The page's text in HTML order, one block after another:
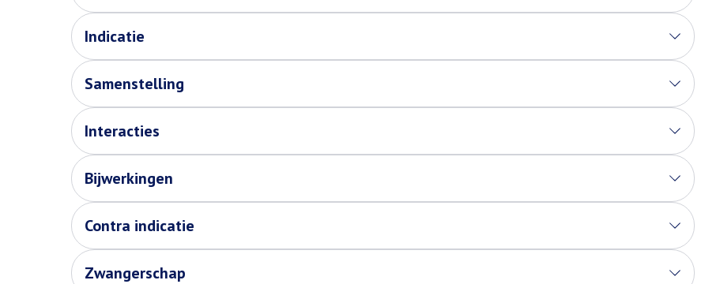
Indicatie
Samenstelling
Interacties
Bijwerkingen
Contra indicatie
Zwangerschap